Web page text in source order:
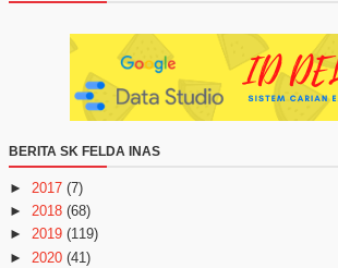
BERITA SK FELDA INAS
► 2017 (7)
► 2018 (68)
► 2019 (119)
► 2020 (41)